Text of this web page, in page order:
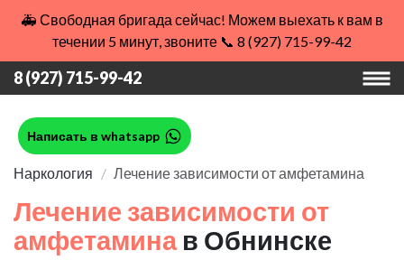
🚑 Свободная бригада сейчас! Можем выехать к вам в
течении 5 минут, звоните 📞 8 (927) 715-99-42
8 (927) 715-99-42
Написать в whatsapp
Наркология Лечение зависимости от амфетамина
Лечение зависимости от
амфетамина в Обнинске